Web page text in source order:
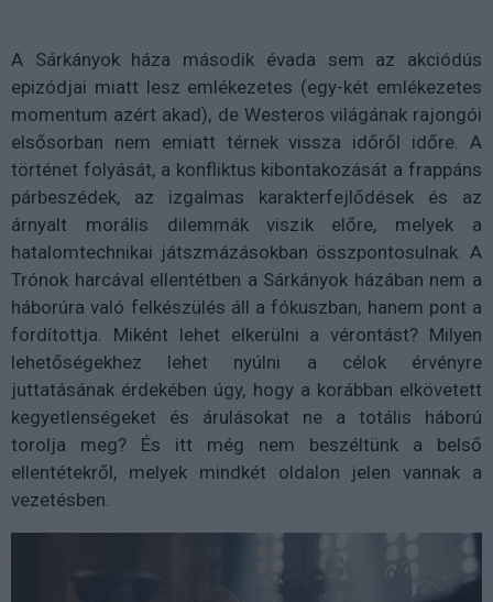
A Sárkányok háza második évada sem az akciódús
epizódjai miatt lesz emlékezetes (egy-két emlékezetes
momentum azért akad), de Westeros világának rajongói
elsősorban nem emiatt térnek vissza időről időre. A
történet folyását, a konfliktus kibontakozását a frappáns
párbeszédek, az izgalmas karakterfejlődések és az
árnyalt morális dilemmák viszik előre, melyek a
hatalomtechnikai játszmázásokban összpontosulnak. A
Trónok harcával ellentétben a Sárkányok házában nem a
háborúra való felkészülés áll a fókuszban, hanem pont a
fordítottja. Miként lehet elkerülni a vérontást? Milyen
lehetőségekhez lehet nyúlni a célok érvényre
juttatásának érdekében úgy, hogy a korábban elkövetett
kegyetlenségeket és árulásokat ne a totális háború
torolja meg? És itt még nem beszéltünk a belső
ellentétekről, melyek mindkét oldalon jelen vannak a
vezetésben.